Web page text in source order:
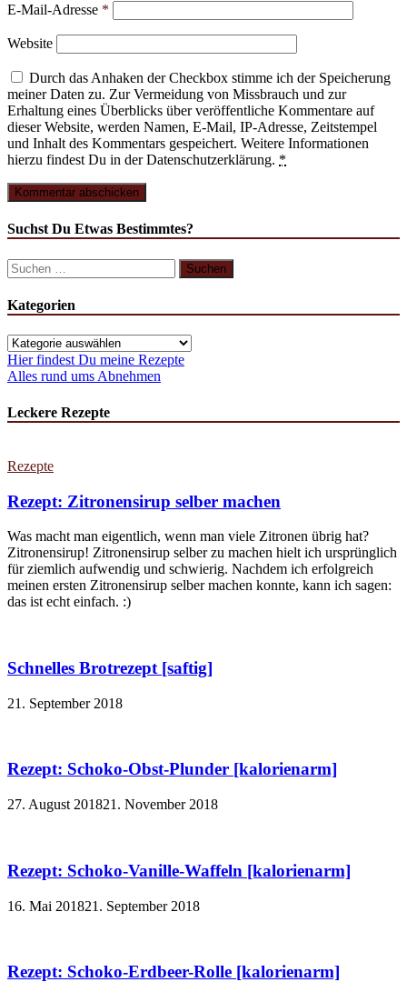
E-Mail-Adresse *
Website
Durch das Anhaken der Checkbox stimme ich der Speicherung
meiner Daten zu. Zur Vermeidung von Missbrauch und zur
Erhaltung eines Überblicks über veröffentliche Kommentare auf
dieser Website, werden Namen, E-Mail, IP-Adresse, Zeitstempel
und Inhalt des Kommentars gespeichert. Weitere Informationen
hierzu findest Du in der Datenschutzerklärung. *
Suchst Du Etwas Bestimmtes?
Suchen
nach:
Kategorien
Kategorien
Hier findest Du meine Rezepte
Alles rund ums Abnehmen
Leckere Rezepte
Rezepte
Rezept: Zitronensirup selber machen
Was macht man eigentlich, wenn man viele Zitronen übrig hat?
Zitronensirup! Zitronensirup selber zu machen hielt ich ursprünglich
für ziemlich aufwendig und schwierig. Nachdem ich erfolgreich
meinen ersten Zitronensirup selber machen konnte, kann ich sagen:
das ist echt einfach. :)
Schnelles Brotrezept [saftig]
21. September 2018
Rezept: Schoko-Obst-Plunder [kalorienarm]
27. August 201821. November 2018
Rezept: Schoko-Vanille-Waffeln [kalorienarm]
16. Mai 201821. September 2018
Rezept: Schoko-Erdbeer-Rolle [kalorienarm]